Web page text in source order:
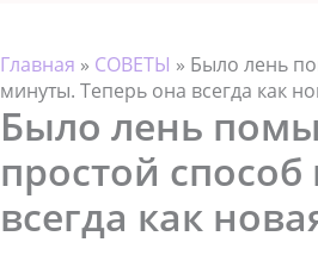
Главная » СОВЕТЫ » Было лень
минуты. Теперь она всегда как
Было лень
простой
всегда как